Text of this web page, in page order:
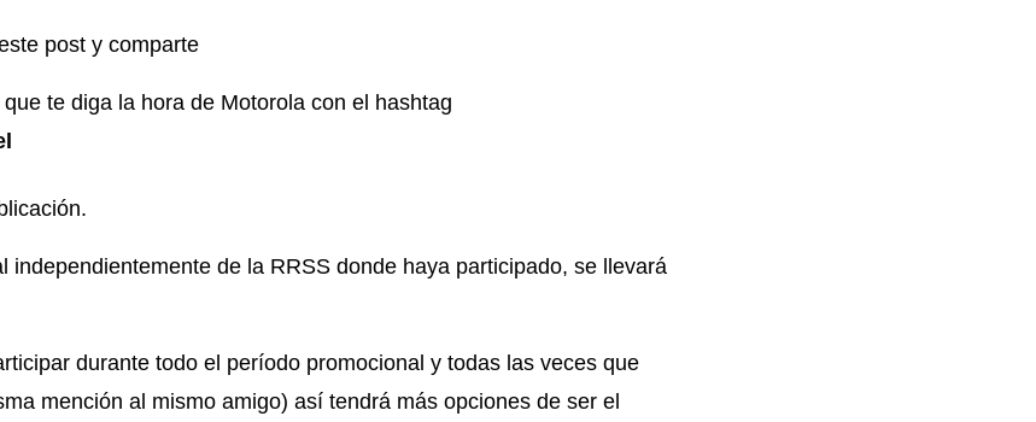
post y comparte
te diga la hora de Motorola con el hashtag
independientemente de la RRSS donde haya participado, se llevará
durante todo el período promocional y todas las veces que
mención al mismo amigo) así tendrá más opciones de ser el